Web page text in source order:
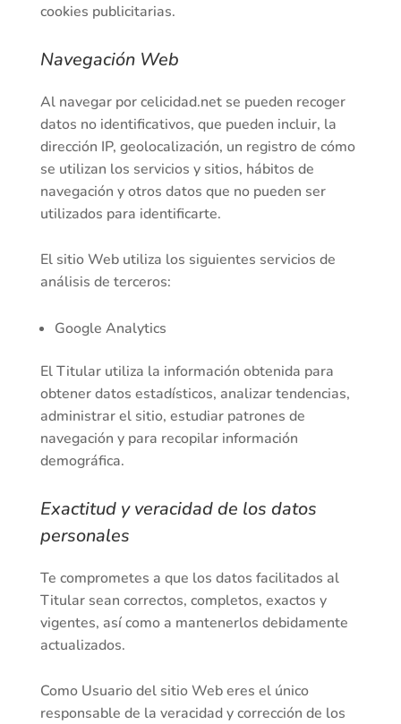
cookies publicitarias.
Navegación Web
Al navegar por celicidad.net se pueden recoger
datos no identificativos, que pueden incluir, la
dirección IP, geolocalización, un registro de cómo
se utilizan los servicios y sitios, hábitos de
navegación y otros datos que no pueden ser
utilizados para identificarte.
El sitio Web utiliza los siguientes servicios de
análisis de terceros:
Google Analytics
El Titular utiliza la información obtenida para
obtener datos estadísticos, analizar tendencias,
administrar el sitio, estudiar patrones de
navegación y para recopilar información
demográfica.
Exactitud y veracidad de los datos
personales
Te comprometes a que los datos facilitados al
Titular sean correctos, completos, exactos y
vigentes, así como a mantenerlos debidamente
actualizados.
Como Usuario del sitio Web eres el único
responsable de la veracidad y corrección de los